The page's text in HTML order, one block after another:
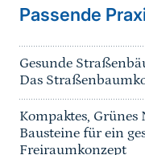
Passende
Gesunde
Das
Kompaktes,
Bausteine für ein
Freiraumkonzept